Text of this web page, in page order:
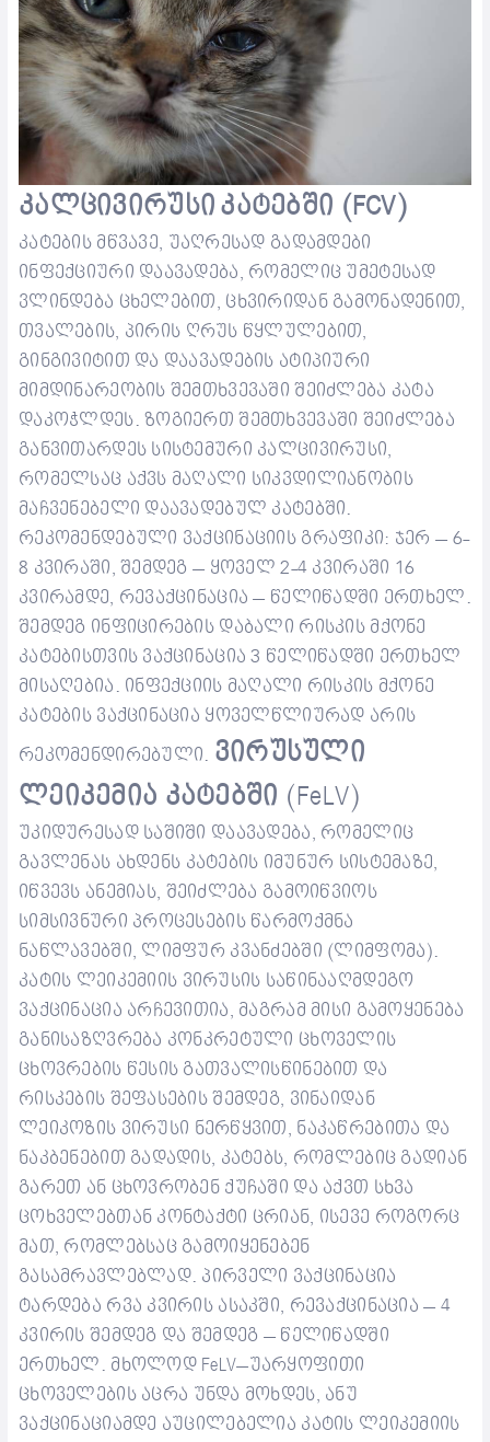
კალცივირუსი კატებში (FCV)
კატების მწვავე, უაღრესად გადამდები
ინფექციური დაავადება, რომელიც უმეტესად
ვლინდება ცხელებით, ცხვირიდან გამონადენით,
თვალების, პირის ღრუს წყლულებით,
გინგივიტით და დაავადების ატიპიური
მიმდინარეობის შემთხვევაში შეიძლება კატა
დაკოჭლდეს.ზოგიერთ შემთხვევაში შეიძლება
განვითარდეს სისტემური კალცივირუსი,
რომელსაც აქვს მაღალი სიკვდილიანობის
მაჩვენებელი დაავადებულ კატებში.
რეკომენდებული ვაქცინაციის გრაფიკი: ჯერ – 6-
8 კვირაში,შემდეგ – ყოველ 2-4 კვირაში 16
კვირამდე, რევაქცინაცია – წელიწადში ერთხელ .
შემდეგ ინფიცირების დაბალი რისკის მქონე
კატებისთვის ვაქცინაცია 3 წელიწადში ერთხელ
მისაღებია . ინფექციის მაღალი რისკის მქონე
კატების ვაქცინაცია ყოველწლიურად არის
რეკომენდირებული. ვირუსული
ლეიკემია კატებში (FeLV)
უკიდურესად საშიში დაავადება, რომელიც
გავლენას ახდენს კატების იმუნურ სისტემაზე,
იწვევს ანემიას, შეიძლება გამოიწვიოს
სიმსივნური პროცესების წარმოქმნა
ნაწლავებში, ლიმფურ კვანძებში (ლიმფომა).
კატის ლეიკემიის ვირუსის საწინააღმდეგო
ვაქცინაცია არჩევითია, მაგრამ მისი გამოყენება
განისაზღვრება კონკრეტული ცხოველის
ცხოვრების წესის გათვალისწინებით და
რისკების შეფასების შემდეგ, ვინაიდან
ლეიკოზის ვირუსი ნერწყვით, ნაკაწრებითა და
ნაკბენებით გადადის, კატებს, რომლებიც გადიან
გარეთ ან ცხოვრობენ ქუჩაში და აქვთ სხვა
ცოხველებთან კონტაქტი ცრიან, ისევე როგორც
მათ, რომლებსაც გამოიყენებენ
გასამრავლებლად. პირველი ვაქცინაცია
ტარდება რვა კვირის ასაკში, რევაქცინაცია – 4
კვირის შემდეგ და შემდეგ – წელიწადში
ერთხელ . მხოლოდFeLV–უარყოფითი
ცხოველების აცრა უნდა მოხდეს, ანუ
ვაქცინაციამდე აუცილებელია კატის ლეიკემიის